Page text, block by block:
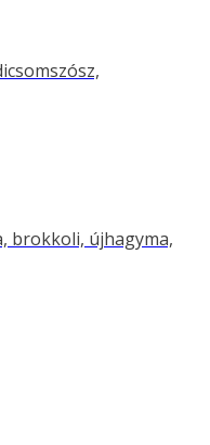
brokkoli, újhagyma,